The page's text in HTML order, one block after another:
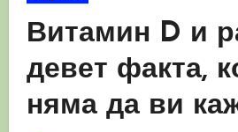
Витамин D и
девет факта,
няма да ви